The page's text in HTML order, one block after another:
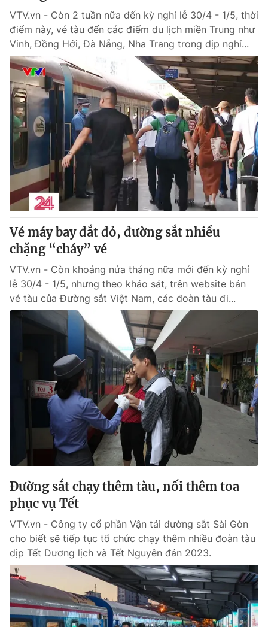
VTV.vn - Còn 2 tuần nữa đến kỳ nghỉ lễ 30/4 - 1/5, thời
điểm này, vé tàu đến các điểm du lịch miền Trung như
Vinh, Đồng Hới, Đà Nẵng, Nha Trang trong dịp nghỉ...
Vé máy bay đắt đỏ, đường sắt nhiều
chặng “cháy” vé
VTV.vn - Còn khoảng nửa tháng nữa mới đến kỳ nghỉ
lễ 30/4 - 1/5, nhưng theo khảo sát, trên website bán
vé tàu của Đường sắt Việt Nam, các đoàn tàu đi...
Đường sắt chạy thêm tàu, nối thêm toa
phục vụ Tết
VTV.vn - Công ty cổ phần Vận tải đường sắt Sài Gòn
cho biết sẽ tiếp tục tổ chức chạy thêm nhiều đoàn tàu
dịp Tết Dương lịch và Tết Nguyên đán 2023.